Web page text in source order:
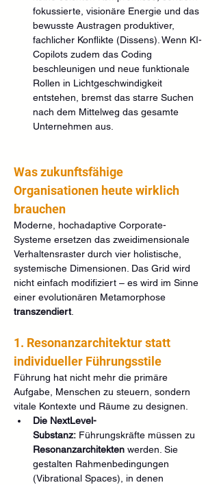
fokussierte, visionäre Energie und das
bewusste Austragen produktiver,
fachlicher Konflikte (Dissens). Wenn KI-
Copilots zudem das Coding
beschleunigen und neue funktionale
Rollen in Lichtgeschwindigkeit
entstehen, bremst das starre Suchen
nach dem Mittelweg das gesamte
Unternehmen aus.
Was zukunftsfähige
Organisationen heute wirklich
brauchen
Moderne, hochadaptive Corporate-
Systeme ersetzen das zweidimensionale
Verhaltensraster durch vier holistische,
systemische Dimensionen. Das Grid wird
nicht einfach modifiziert – es wird im Sinne
einer evolutionären Metamorphose
transzendiert.
1. Resonanzarchitektur statt
individueller Führungsstile
Führung hat nicht mehr die primäre
Aufgabe, Menschen zu steuern, sondern
vitale Kontexte und Räume zu designen.
Die NextLevel-
Substanz: Führungskräfte müssen zu
Resonanzarchitekten werden. Sie
gestalten Rahmenbedingungen
(Vibrational Spaces), in denen